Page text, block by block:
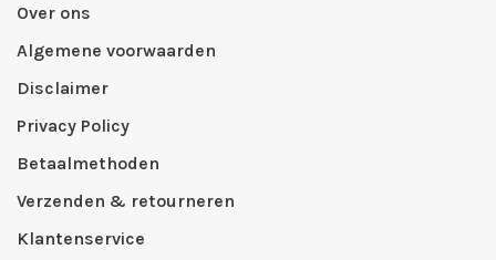
Over ons
Algemene voorwaarden
Disclaimer
Privacy Policy
Betaalmethoden
Verzenden & retourneren
Klantenservice